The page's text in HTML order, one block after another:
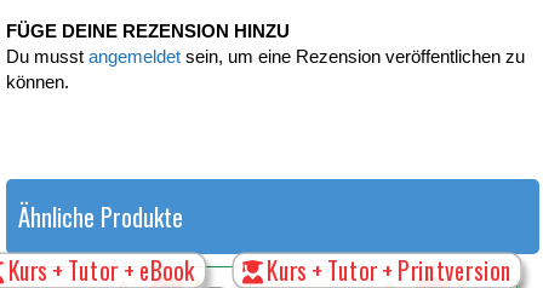
FÜGE DEINE REZENSION HINZU
Du musst angemeldet sein, um eine Rezension veröffentlichen zu
können.
Ähnliche Produkte
Kurs + Tutor + eBook Kurs + Tutor + Printversion